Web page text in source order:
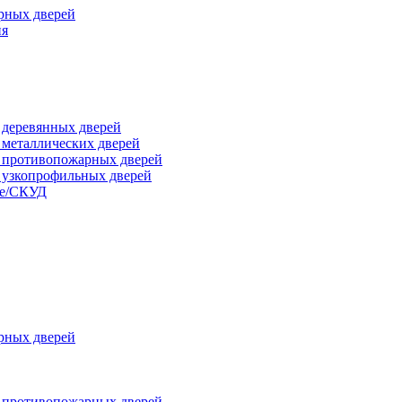
дверей
дверей
дверей
дверей
дверей
СКУД
дверей